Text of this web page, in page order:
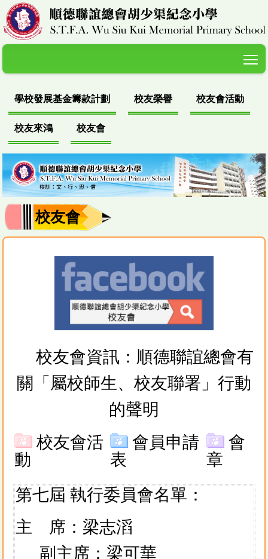
學校發展基金籌款計劃 校友榮譽 校友會活動
校友來鴻 校友會
校友會
校友會資訊： 順德聯誼總會有
關「屬校師生、校友聯署」行動
的聲明
校友會活
動
會員申請
表
會
章
第七屆 執行委員會名單：
主 席：梁志滔
副主席：梁可華